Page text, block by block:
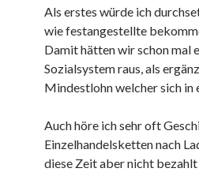
Als erstes würde ich
wie festangestellte
Damit hätten wir schon mal
Sozialsystem raus, als
Mindestlohn welcher sich in
Auch höre ich sehr oft
Einzelhandelsketten nach
diese Zeit aber nicht